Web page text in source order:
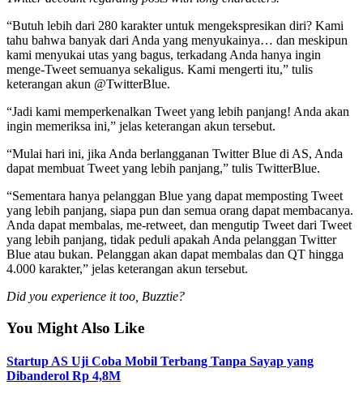
“Butuh lebih dari 280 karakter untuk mengekspresikan diri? Kami
tahu bahwa banyak dari Anda yang menyukainya… dan meskipun
kami menyukai utas yang bagus, terkadang Anda hanya ingin
menge-Tweet semuanya sekaligus. Kami mengerti itu,” tulis
keterangan akun @TwitterBlue.
“Jadi kami memperkenalkan Tweet yang lebih panjang! Anda akan
ingin memeriksa ini,” jelas keterangan akun tersebut.
“Mulai hari ini, jika Anda berlangganan Twitter Blue di AS, Anda
dapat membuat Tweet yang lebih panjang,” tulis TwitterBlue.
“Sementara hanya pelanggan Blue yang dapat memposting Tweet
yang lebih panjang, siapa pun dan semua orang dapat membacanya.
Anda dapat membalas, me-retweet, dan mengutip Tweet dari Tweet
yang lebih panjang, tidak peduli apakah Anda pelanggan Twitter
Blue atau bukan. Pelanggan akan dapat membalas dan QT hingga
4.000 karakter,” jelas keterangan akun tersebut.
Did you experience it too, Buzztie?
You Might Also Like
Startup AS Uji Coba Mobil Terbang Tanpa Sayap yang
Dibanderol Rp 4,8M